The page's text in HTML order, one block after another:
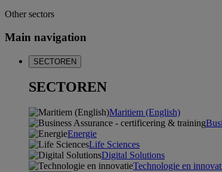
Other sectors
Main navigation
SECTOREN
SECTOREN
Maritiem (English)
Energie
Life Sciences
Digital Solutions
Technologie en